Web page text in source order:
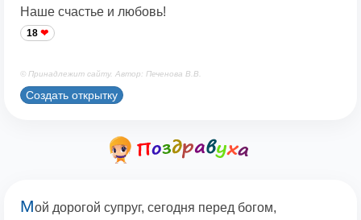
Наше счастье и любовь!
18
© Принадлежит сайту. Автор: Печенова В.В.
Создать открытку
Мой дорогой супруг, сегодня перед богом,